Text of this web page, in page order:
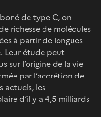
de type C, on
richesse de molécules
à partir de longues
Leur étude peut
sur l’origine de la vie
par l’accrétion de
actuels, les
d’il y a 4,5 milliards